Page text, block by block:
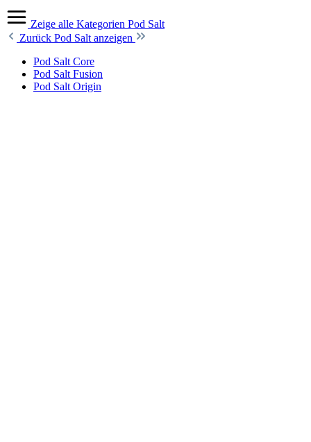
Zeige alle Kategorien Pod Salt
Zurück Pod Salt anzeigen
Pod Salt Core
Pod Salt Fusion
Pod Salt Origin